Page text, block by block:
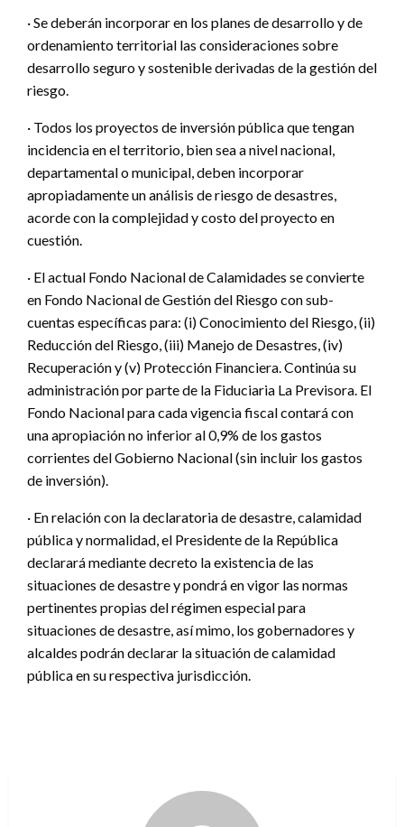
· Se deberán incorporar en los planes de desarrollo y de
ordenamiento territorial las consideraciones sobre
desarrollo seguro y sostenible derivadas de la gestión del
riesgo.
· Todos los proyectos de inversión pública que tengan
incidencia en el territorio, bien sea a nivel nacional,
departamental o municipal, deben incorporar
apropiadamente un análisis de riesgo de desastres,
acorde con la complejidad y costo del proyecto en
cuestión.
· El actual Fondo Nacional de Calamidades se convierte
en Fondo Nacional de Gestión del Riesgo con sub-
cuentas específicas para: (i) Conocimiento del Riesgo, (ii)
Reducción del Riesgo, (iii) Manejo de Desastres, (iv)
Recuperación y (v) Protección Financiera. Continúa su
administración por parte de la Fiduciaria La Previsora. El
Fondo Nacional para cada vigencia fiscal contará con
una apropiación no inferior al 0,9% de los gastos
corrientes del Gobierno Nacional (sin incluir los gastos
de inversión).
· En relación con la declaratoria de desastre, calamidad
pública y normalidad, el Presidente de la República
declarará mediante decreto la existencia de las
situaciones de desastre y pondrá en vigor las normas
pertinentes propias del régimen especial para
situaciones de desastre, así mimo, los gobernadores y
alcaldes podrán declarar la situación de calamidad
pública en su respectiva jurisdicción.